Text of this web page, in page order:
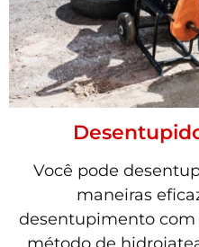
Você pode
maneiras
desentupimento com